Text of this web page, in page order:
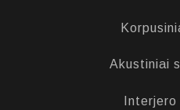
Akustiniai